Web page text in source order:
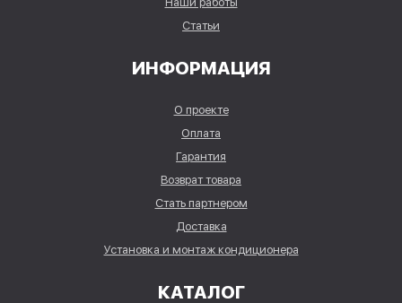
Статьи
ИНФОРМАЦИЯ
О проекте
Оплата
Гарантия
Возврат товара
Стать партнером
Доставка
Установка и монтаж кондиционера
КАТАЛОГ